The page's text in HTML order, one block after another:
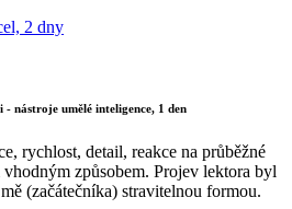
2 dny
nástroje umělé inteligence, 1 den
rychlost, detail, reakce na průběžné
způsobem. Projev lektora byl
(začátečníka) stravitelnou formou.